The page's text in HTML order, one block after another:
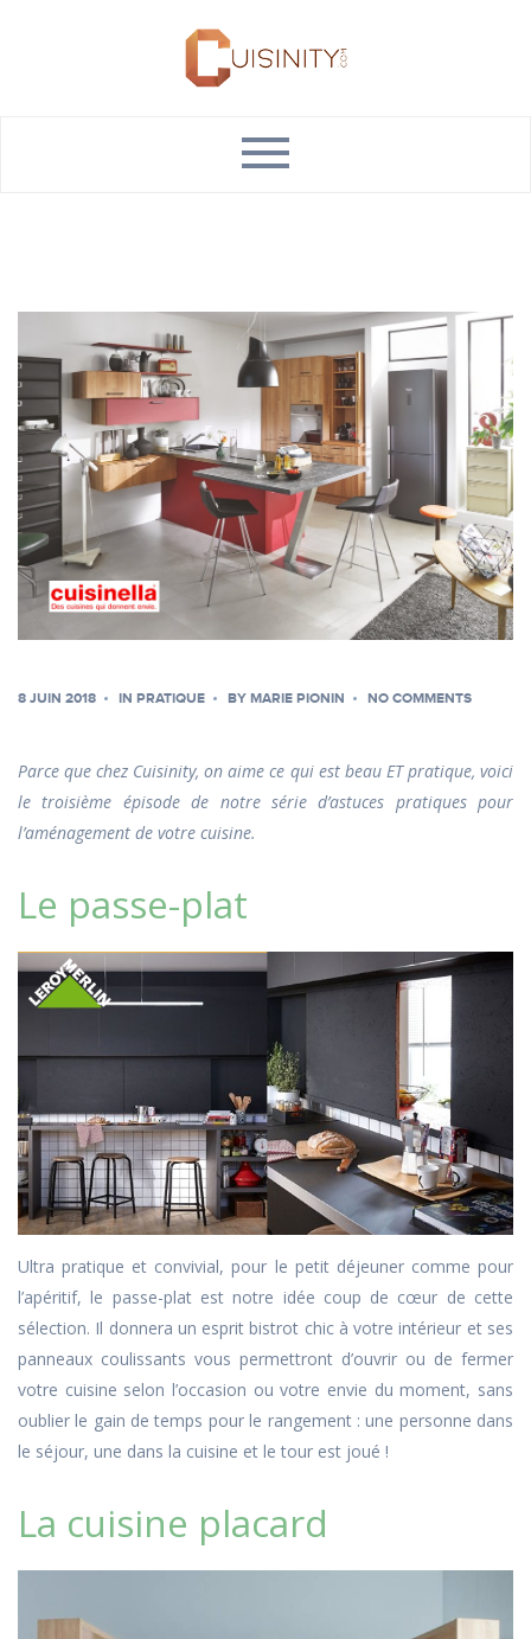
8 JUIN 2018 IN PRATIQUE BY MARIE PIONIN NO COMMENTS
Parce que chez Cuisinity, on aime ce qui est beau ET pratique, voici
le troisième épisode de notre série d’astuces pratiques pour
l’aménagement de votre cuisine.
Le passe-plat
Ultra pratique et convivial, pour le petit déjeuner comme pour
l’apéritif, le passe-plat est notre idée coup de cœur de cette
sélection. Il donnera un esprit bistrot chic à votre intérieur et ses
panneaux coulissants vous permettront d’ouvrir ou de fermer
votre cuisine selon l’occasion ou votre envie du moment, sans
oublier le gain de temps pour le rangement : une personne dans
le séjour, une dans la cuisine et le tour est joué !
La cuisine placard